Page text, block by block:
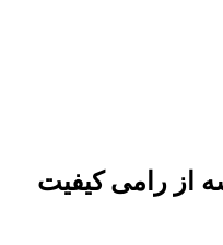
از رامی کیفیت